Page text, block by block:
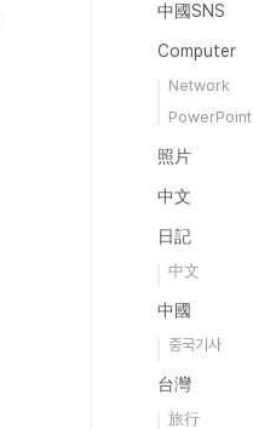
中國SNS
Computer
Network
PowerPoint
照片
中文
日記
中文
中國
중국기사
台灣
旅行